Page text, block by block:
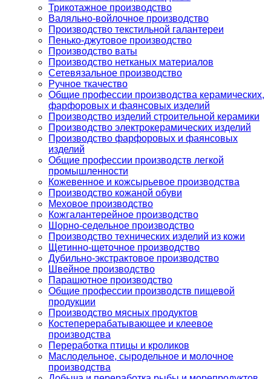
Трикотажное производство
Валяльно-войлочное производство
Производство текстильной галантереи
Пенько-джутовое производство
Производство ваты
Производство нетканых материалов
Сетевязальное производство
Ручное ткачество
Общие профессии производства керамических,
фарфоровых и фаянсовых изделий
Производство изделий строительной керамики
Производство электрокерамических изделий
Производство фарфоровых и фаянсовых
изделий
Общие профессии производств легкой
промышленности
Кожевенное и кожсырьевое производства
Производство кожаной обуви
Меховое производство
Кожгалантерейное производство
Шорно-седельное производство
Производство технических изделий из кожи
Щетинно-щеточное производство
Дубильно-экстрактовое производство
Швейное производство
Парашютное производство
Общие профессии производств пищевой
продукции
Производство мясных продуктов
Костеперерабатывающее и клеевое
производства
Переработка птицы и кроликов
Маслодельное, сыродельное и молочное
производства